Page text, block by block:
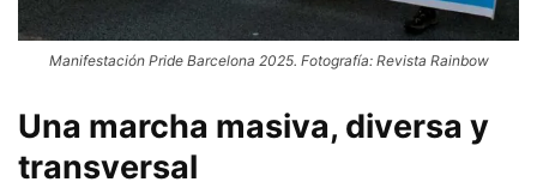
Manifestación Pride Barcelona 2025. Fotografía: Revista Rainbow
Una marcha masiva, diversa y
transversal